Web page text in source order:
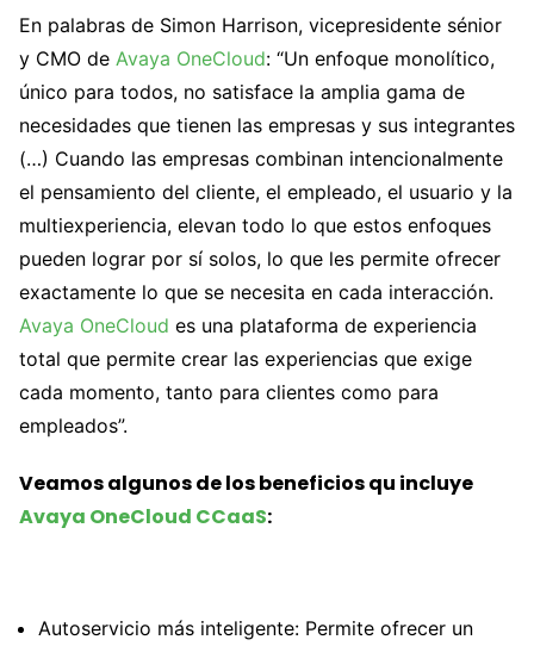
En palabras de Simon Harrison, vicepresidente sénior
y CMO de Avaya OneCloud: “Un enfoque monolítico,
único para todos, no satisface la amplia gama de
necesidades que tienen las empresas y sus integrantes
(…) Cuando las empresas combinan intencionalmente
el pensamiento del cliente, el empleado, el usuario y la
multiexperiencia, elevan todo lo que estos enfoques
pueden lograr por sí solos, lo que les permite ofrecer
exactamente lo que se necesita en cada interacción.
Avaya OneCloud es una plataforma de experiencia
total que permite crear las experiencias que exige
cada momento, tanto para clientes como para
empleados”.
Veamos algunos de los beneficios qu incluye
Avaya OneCloud CCaaS:
Autoservicio más inteligente: Permite ofrecer un